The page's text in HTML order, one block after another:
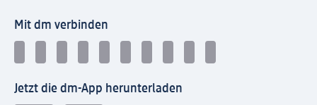
Mit dm verbinden
Jetzt die dm-App herunterladen